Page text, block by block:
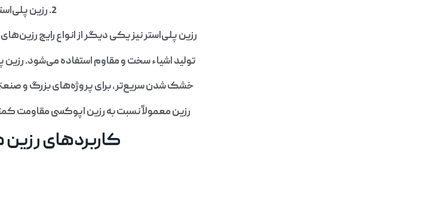
2. رزین پلی‌استر
رزین پلی‌استر نیز یکی دیگر از انواع رایج
تولید اشیاء سخت و مقاوم استفاده می‌شود. رزین
خشک شدن سریع‌تر، برای پروژه‌های بزرگ و
رزین معمولاً نسبت به رزین اپوکسی مقاومت
کاربردهای